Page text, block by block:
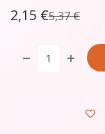
2,15 €5,37€